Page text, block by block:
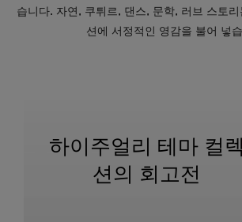
습니다. 자연, 쿠튀르, 댄스, 문학, 러브 스토
션에 서정적인 영감을 불어 넣
하이주얼리 테마 컬렉
션의 회고전